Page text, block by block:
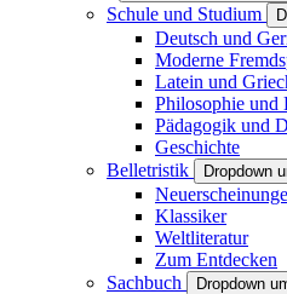
Schule und Studium
Deutsch und
Moderne
Latein und
Philosophie und
Pädagogik und
Geschichte
Belletristik
Dropdown
Klassiker
Weltliteratur
Zum Entdecken
Sachbuch
Dropdown